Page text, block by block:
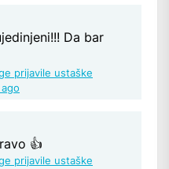
Da bar
prijavile ustaške
👍
prijavile ustaške